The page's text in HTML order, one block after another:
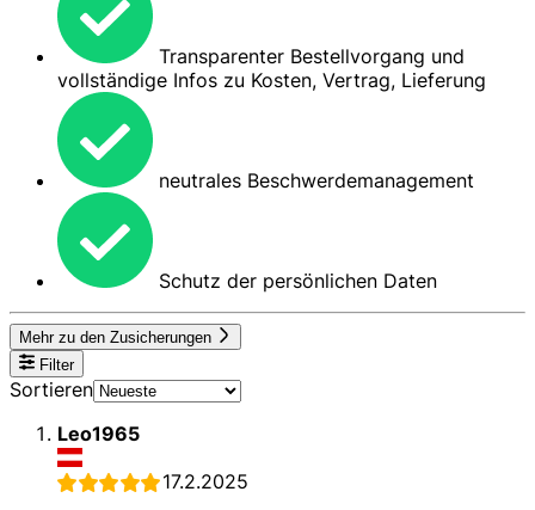
Transparenter Bestellvorgang und
vollständige Infos zu Kosten, Vertrag, Lieferung
neutrales Beschwerdemanagement
Schutz der persönlichen Daten
Mehr zu den Zusicherungen
Filter
Sortieren
Leo1965
17.2.2025